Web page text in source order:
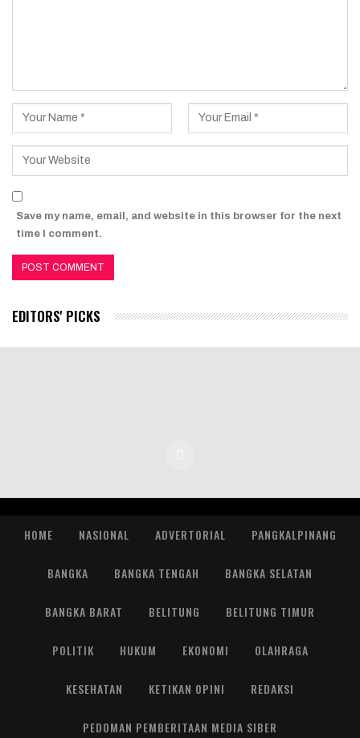
Save my name, email, and website in this browser for the next
time I comment.
EDITORS' PICKS
HOME NASIONAL ADVERTORIAL PANGKALPINANG
BANGKA BANGKA TENGAH BANGKA SELATAN
BANGKA BARAT BELITUNG BELITUNG TIMUR
POLITIK HUKUM EKONOMI OLAHRAGA
KESEHATAN KETIKAN OPINI REDAKSI
PEDOMAN PEMBERITAAN MEDIA SIBER